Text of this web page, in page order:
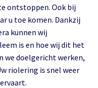
ontstoppen. Ook bij
u toe komen. Dankzij
kunnen wij
is en hoe wij dit het
we doelgericht werken,
riolering is snel weer